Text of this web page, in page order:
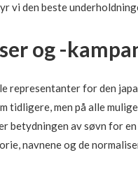
vi den beste
og -
representanter for den
tidligere, men på alle
betydningen av søvn for
navnene og de